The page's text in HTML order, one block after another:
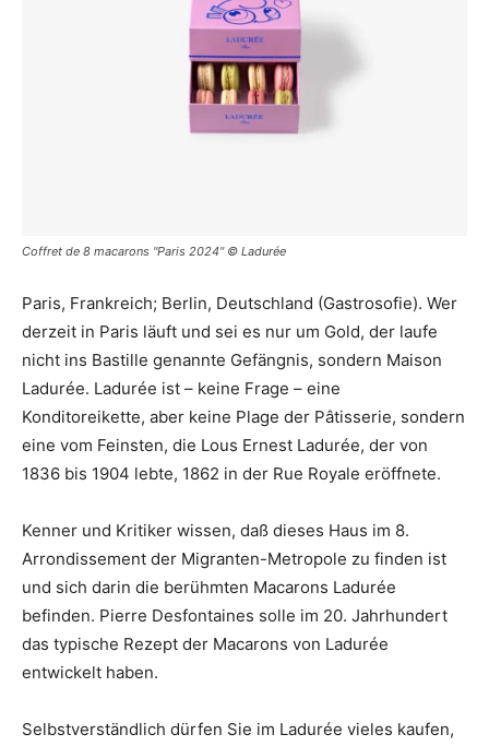
Coffret de 8 macarons "Paris 2024" © Ladurée
Paris, Frankreich; Berlin, Deutschland (Gastrosofie). Wer
derzeit in Paris läuft und sei es nur um Gold, der laufe
nicht ins Bastille genannte Gefängnis, sondern Maison
Ladurée. Ladurée ist – keine Frage – eine
Konditoreikette, aber keine Plage der Pâtisserie, sondern
eine vom Feinsten, die Lous Ernest Ladurée, der von
1836 bis 1904 lebte, 1862 in der Rue Royale eröffnete.
Kenner und Kritiker wissen, daß dieses Haus im 8.
Arrondissement der Migranten-Metropole zu finden ist
und sich darin die berühmten Macarons Ladurée
befinden. Pierre Desfontaines solle im 20. Jahrhundert
das typische Rezept der Macarons von Ladurée
entwickelt haben.
Selbstverständlich dürfen Sie im Ladurée vieles kaufen,